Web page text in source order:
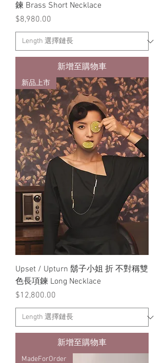
鍊 Brass Short Necklace
價格
$8,980.00
新增至購物車
新品上市
Upset / Upturn 鬍子小姐 折 不對稱雙
色長項鍊 Long Necklace
價格
$12,800.00
新增至購物車
MadeForOrder